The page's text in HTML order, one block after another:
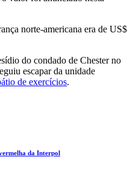
norte-americana era de US$
do condado de Chester no
escapar da unidade
de exercícios.
da Interpol